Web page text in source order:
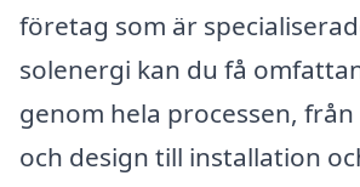
företag som är
solenergi kan du få
genom hela processen,
och design till installation